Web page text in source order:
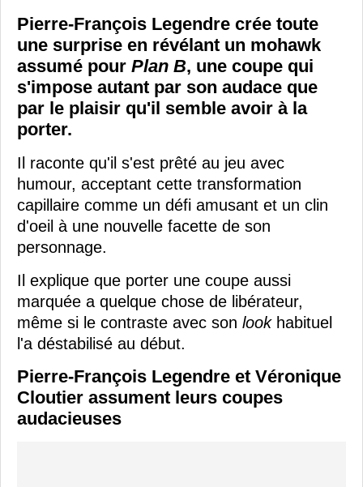
Pierre-François Legendre crée toute
une surprise en révélant un mohawk
assumé pour Plan B, une coupe qui
s'impose autant par son audace que
par le plaisir qu'il semble avoir à la
porter.
Il raconte qu'il s'est prêté au jeu avec
humour, acceptant cette transformation
capillaire comme un défi amusant et un clin
d'oeil à une nouvelle facette de son
personnage.
Il explique que porter une coupe aussi
marquée a quelque chose de libérateur,
même si le contraste avec son lookhabituel
l'a déstabilisé au début.
Pierre-François Legendre et Véronique
Cloutier assument leurs coupes
audacieuses